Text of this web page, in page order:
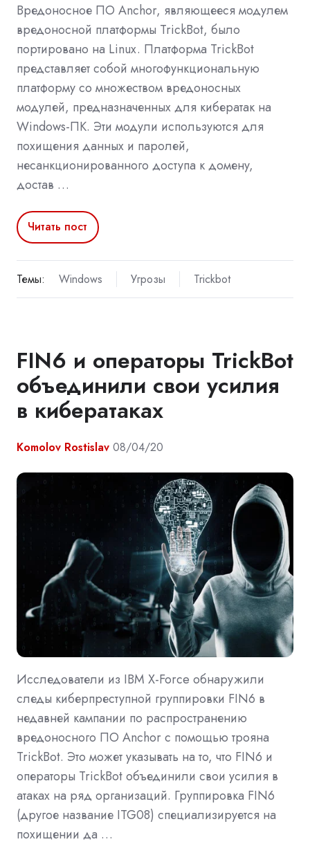
Вредоносное ПО Anchor, являющееся модулем
вредоносной платформы TrickBot, было
портировано на Linux. Платформа TrickBot
представляет собой многофункциональную
платформу со множеством вредоносных
модулей, предназначенных для кибератак на
Windows-ПК. Эти модули используются для
похищения данных и паролей,
несанкционированного доступа к домену,
достав …
Читать пост
Темы: Windows Угрозы Trickbot
FIN6 и операторы TrickBot
объединили свои усилия
в кибератаках
Komolov Rostislav 08/04/20
Исследователи из IBM X-Force обнаружили
следы киберпреступной группировки FIN6 в
недавней кампании по распространению
вредоносного ПО Anchor с помощью трояна
TrickBot. Это может указывать на то, что FIN6 и
операторы TrickBot объединили свои усилия в
атаках на ряд организаций. Группировка FIN6
(другое название ITG08) специализируется на
похищении да …